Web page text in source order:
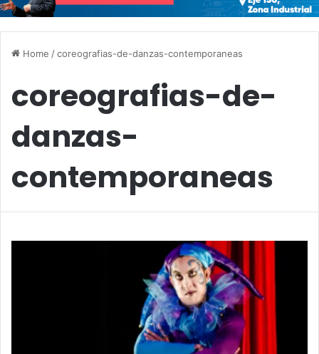
Home /coreografias-de-danzas-contemporaneas
coreografias-de-
danzas-
contemporaneas